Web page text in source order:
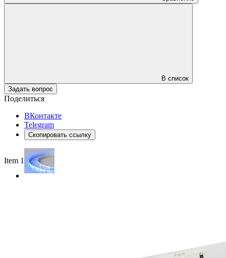
В список
Задать вопрос
Поделиться
ВКонтакте
Telegram
Скопировать ссылку
Item 1 of 3